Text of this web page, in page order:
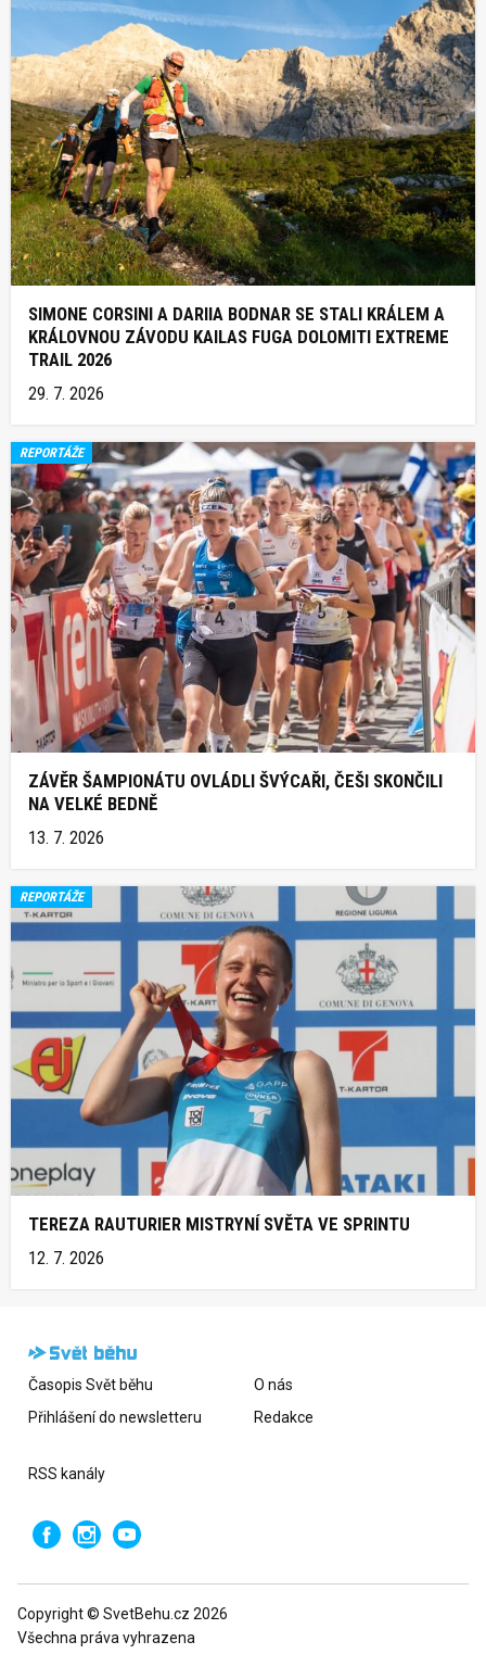
SIMONE CORSINI A DARIIA BODNAR SE STALI KRÁLEM A
KRÁLOVNOU ZÁVODU KAILAS FUGA DOLOMITI EXTREME
TRAIL 2026
29. 7. 2026
REPORTÁŽE
ZÁVĚR ŠAMPIONÁTU OVLÁDLI ŠVÝCAŘI, ČEŠI SKONČILI
NA VELKÉ BEDNĚ
13. 7. 2026
REPORTÁŽE
TEREZA RAUTURIER MISTRYNÍ SVĚTA VE SPRINTU
12. 7. 2026
Časopis Svět běhu
Přihlášení do newsletteru
O nás
Redakce
RSS kanály
Copyright © SvetBehu.cz 2026
Všechna práva vyhrazena